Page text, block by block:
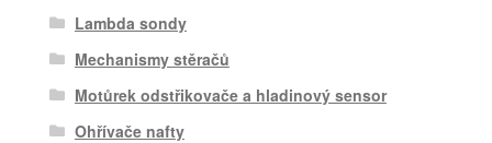
Lambda sondy
Mechanismy stěračů
Motůrek odstřikovače a hladinový sensor
Ohřívače nafty